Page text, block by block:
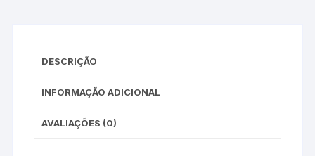
DESCRIÇÃO
INFORMAÇÃO ADICIONAL
AVALIAÇÕES (0)